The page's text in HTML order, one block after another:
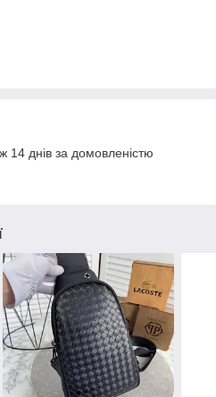
14 днів за домовленістю